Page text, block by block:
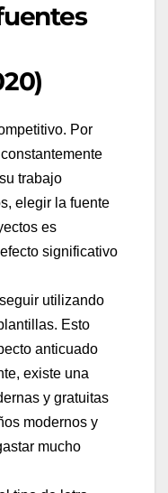
Por
trabajo
elegir la fuente
es
significativo
utilizando
Esto
anticuado
existe una
y gratuitas
modernos y
mucho